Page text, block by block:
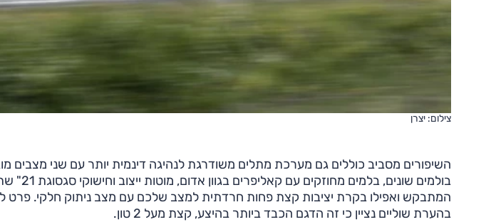
צילום: יצרן
השיפורים מסביב כוללים גם מערכת מתלים משודרגת לנהיגה דינמית יותר עם שני מצבים
בולמים
המתבקש ואפילו בקרת יציבות קצת פחות חרדתית למצב שלכם עם מצב ניתוק חלקי. פרט
בהערת שוליים נציין כי זה הדגם הכבד ביותר בהיצע, קצת מעל 2 טון.